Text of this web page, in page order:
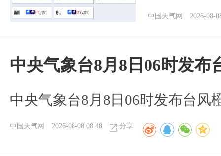
中国天气网 2026-08-
中央气象台8月8日06时发布
中央气象台8月8日06时发布台风
中国天气网 2026-08-08 08:48 分享